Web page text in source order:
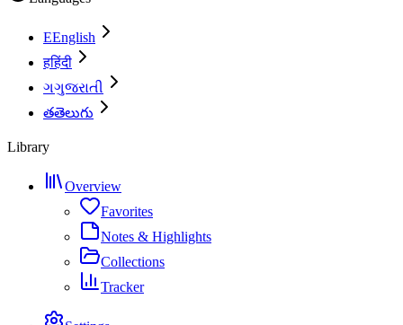
EEnglish
हहिंदी
ગગુજરાતી
తతెలుగు
Library
Overview
Favorites
Notes & Highlights
Collections
Tracker